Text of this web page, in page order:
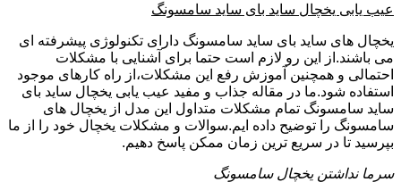
عیب یابی یخچال ساید بای ساید سامسونگ
یخچال های ساید بای ساید سامسونگ دارای تکنولوژی پیشرفته ای
می باشند.از این رو لازم است حتما برای آشنایی با مشکلات
احتمالی و همچنین آموزش رفع این مشکلات،از راه کارهای موجود
استفاده شود.ما در مقاله جذاب و مفید عیب یابی یخچال ساید بای
ساید سامسونگ تمام مشکلات متداول این مدل از یخچال های
سامسونگ را توضیح داده ایم.سوالات و مشکلات یخچال خود را از ما
بپرسید تا در سریع ترین زمان ممکن پاسخ دهیم.
سرما نداشتن یخچال سامسونگ